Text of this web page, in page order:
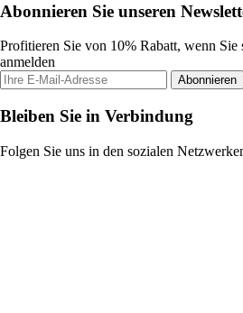
Abonnieren Sie unseren
Profitieren Sie von 10% Rabatt, wenn Sie
anmelden
Abonnieren
Bleiben Sie in Verbindung
Folgen Sie uns in den sozialen